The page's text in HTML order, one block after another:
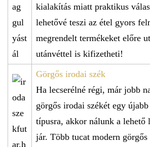
kialakítás miatt praktikus
lehetővé teszi az étel gyors
megrendelt termékeket előre
utánvéttel is kifizetheti!
Görgős irodai szék
Ha lecserélné régi, már jobb
görgős irodai székét egy
típusra, akkor nálunk a lehető
jár. Több tucat modern